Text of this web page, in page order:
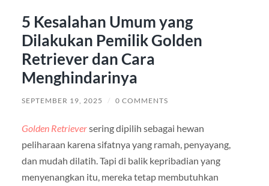
5 Kesalahan Umum yang
Dilakukan Pemilik Golden
Retriever dan Cara
Menghindarinya
SEPTEMBER 19, 2025 / 0 COMMENTS
Golden Retrieversering dipilih sebagai hewan
peliharaan karena sifatnya yang ramah, penyayang,
dan mudah dilatih. Tapi di balik kepribadian yang
menyenangkan itu, mereka tetap membutuhkan